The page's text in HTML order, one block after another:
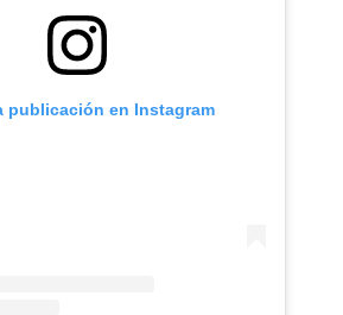
publicación en Instagram